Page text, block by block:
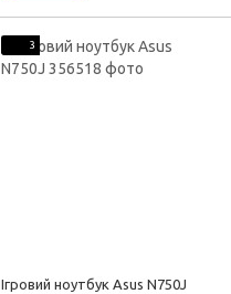
3
Ігровий ноутбук Asus N750J